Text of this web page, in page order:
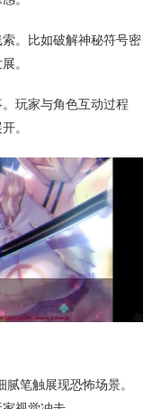
。比如破解神秘符号密
。
玩家与角色互动过程
。
笔触展现恐怖场景。